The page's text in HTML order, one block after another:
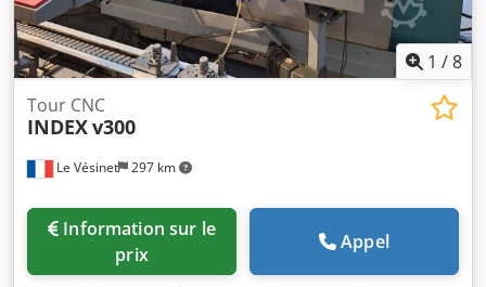
1 /8
Le Vésinet 297 km
Tour CNC
INDEXv300
prix
Appel